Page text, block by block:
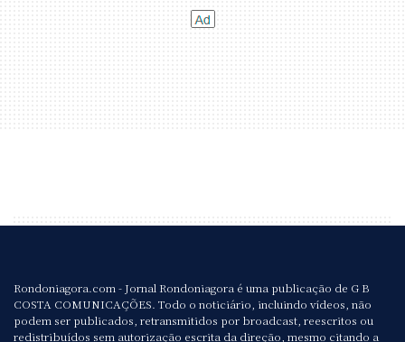
Rondoniagora.com - Jornal Rondoniagora é uma publicação de G B
COSTA COMUNICAÇÕES. Todo o noticiário, incluindo vídeos, não
podem ser publicados, retransmitidos por broadcast, reescritos ou
redistribuídos sem autorização escrita da direção, mesmo citando a